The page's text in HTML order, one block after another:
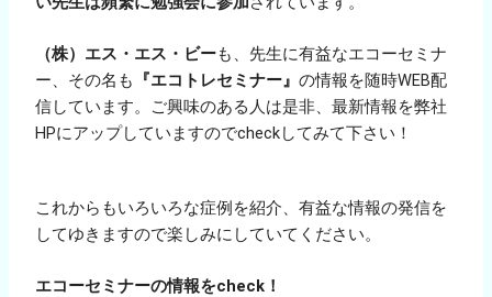
（株）エス・エス・ビーも、先生に有益なエコーセミナ
ー、その名も
『エコトレセミナー』の情報を随時WEB配
信しています。ご興味のある人は是非、最新情報を弊社
HPにアップしていますのでcheckしてみて下さい！
これからもいろいろな症例を紹介、有益な情報の発信を
してゆきますので楽しみにしていてください。
エコーセミナーの情報をcheck！